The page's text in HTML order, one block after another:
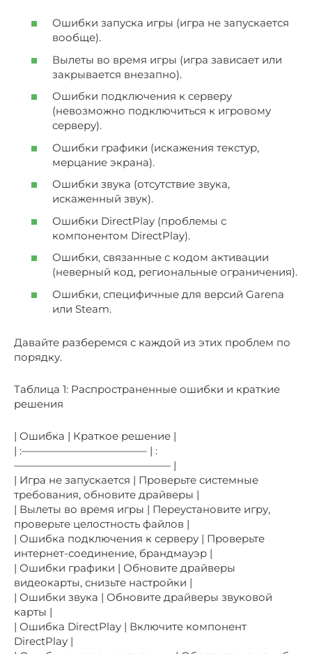
Ошибки запуска игры (игра не запускается
вообще).
Вылеты во время игры (игра зависает или
закрывается внезапно).
Ошибки подключения к серверу
(невозможно подключиться к игровому
серверу).
Ошибки графики (искажения текстур,
мерцание экрана).
Ошибки звука (отсутствие звука,
искаженный звук).
Ошибки DirectPlay (проблемы с
компонентом DirectPlay).
Ошибки, связанные с кодом активации
(неверный код, региональные ограничения).
Ошибки, специфичные для версий Garena
или Steam.
Давайте разберемся с каждой из этих проблем по
порядку.
Таблица 1: Распространенные ошибки и краткие
решения
| Ошибка | Краткое решение |
| :———————————— | :
——————————————— |
| Игра не запускается | Проверьте системные
требования, обновите драйверы |
| Вылеты во время игры | Переустановите игру,
проверьте целостность файлов |
| Ошибка подключения к серверу | Проверьте
интернет-соединение, брандмауэр |
| Ошибки графики | Обновите драйверы
видеокарты, снизьте настройки |
| Ошибки звука | Обновите драйверы звуковой
карты |
| Ошибка DirectPlay | Включите компонент
DirectPlay |